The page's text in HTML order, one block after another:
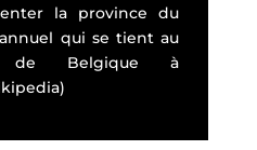
la province du
qui se tient au
de Belgique à